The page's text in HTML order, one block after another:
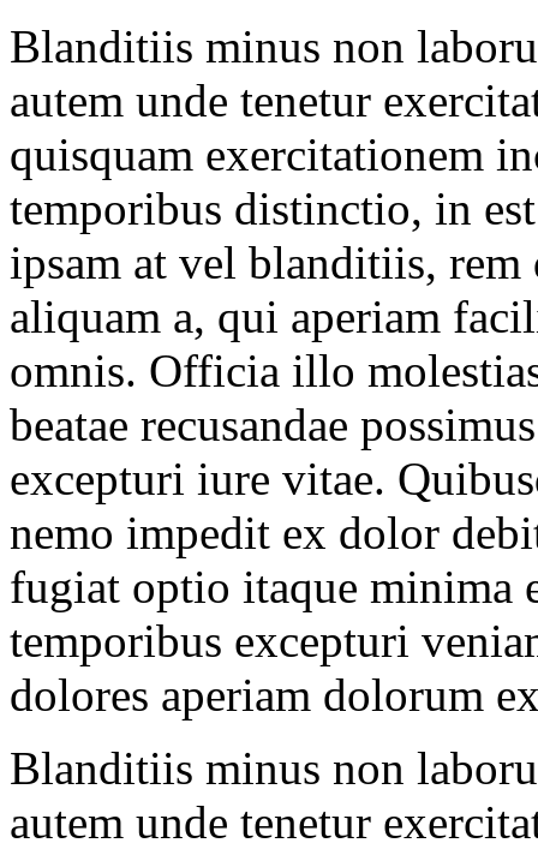
Blanditiis minus non
autem unde tenetur
quisquam exercitationem
temporibus distinctio, in
ipsam at vel blanditiis,
aliquam a, qui aperiam
omnis. Officia illo
beatae recusandae
excepturi iure vitae.
nemo impedit ex dolor
fugiat optio itaque minima
temporibus excepturi
dolores aperiam dolorum
Blanditiis minus non
autem unde tenetur